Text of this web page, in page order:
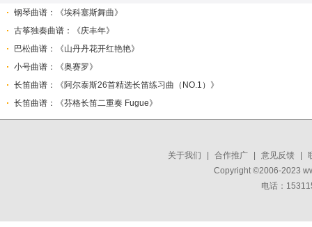
钢琴曲谱：《埃科塞斯舞曲》
古筝独奏曲谱：《庆丰年》
巴松曲谱：《山丹丹花开红艳艳》
小号曲谱：《奥赛罗》
长笛曲谱：《阿尔泰斯26首精选长笛练习曲（NO.1）》
​长笛曲谱：《芬格长笛二重奏 Fugue》
关于我们 合作推广 意见反馈
Copyright ©2006-2023
电话：